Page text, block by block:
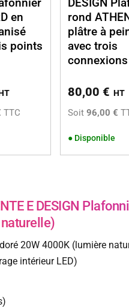
en
points
TTC
rond
plâtre à
avec trois
connexions
80,00 € HT
Soit 96,00 €
● Disponible
E DESIGN
20W 4000K (lumière
intérieur LED)